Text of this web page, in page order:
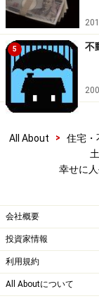
められるのは恥
おっしゃる素敵
告されたのです
違いによる申告
されたそうです
しまい込んでい
摘され、数千
国税庁の方々は
告漏れやごまか
りしていますの
ます。
5 不
All About > 住宅・
幸せに
会社概要
投資家情報
利用規約
All Aboutについて